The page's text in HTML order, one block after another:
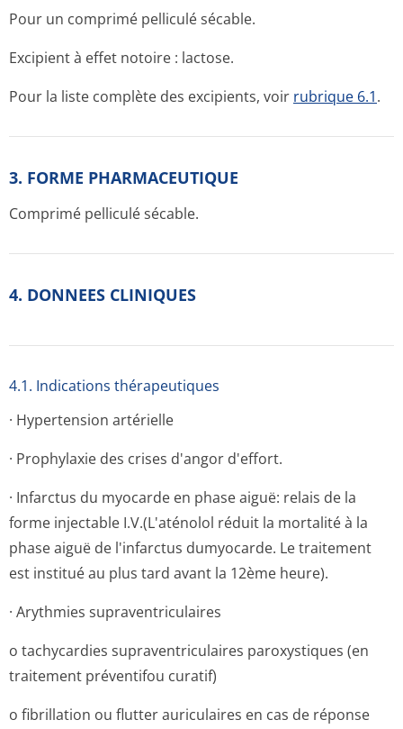
Pour un comprimé pelliculé sécable.
Excipient à effet notoire : lactose.
Pour la liste complète des excipients, voir rubrique 6.1.
3. FORME PHARMACEUTIQUE
Comprimé pelliculé sécable.
4. DONNEES CLINIQUES
4.1. Indications thérapeutiques
· Hypertension artérielle
· Prophylaxie des crises d'angor d'effort.
· Infarctus du myocarde en phase aiguë: relais de la
forme injectable I.V.(L'aténolol réduit la mortalité à la
phase aiguë de l'infarctus dumyocarde. Le traitement
est institué au plus tard avant la 12ème heure).
· Arythmies supraventriculaires
o tachycardies supraventriculaires paroxystiques (en
traitement préventifou curatif)
o fibrillation ou flutter auriculaires en cas de réponse